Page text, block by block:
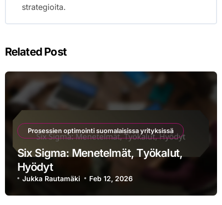
strategioita.
Related Post
Prosessien optimointi suomalaisissa yrityksissä
Six Sigma: Menetelmät, Työkalut,
Hyödyt
Jukka Rautamäki Feb 12, 2026